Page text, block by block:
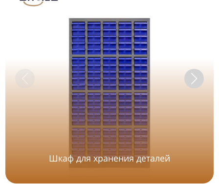
Шкаф для хранения деталей